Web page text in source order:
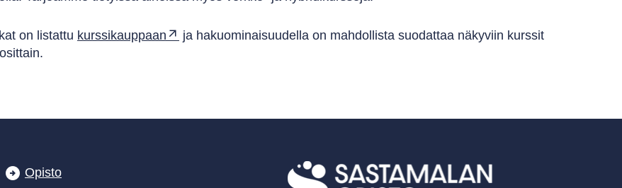
on listattu kurssikauppaan
ja hakuominaisuudella on mahdollista suodattaa näkyviin kurssit
Opisto